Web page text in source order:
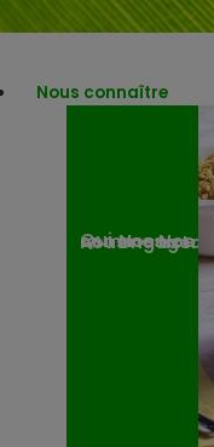
Nous connaître
Qui sommes-nous ? Nos Nos